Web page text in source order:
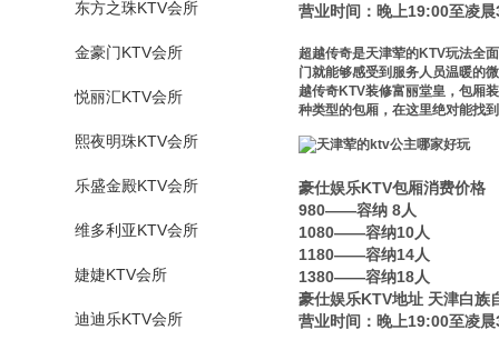
东方之珠KTV会所
金豪门KTV会所
悦丽汇KTV会所
熙夜明珠KTV会所
乐盛金殿KTV会所
维多利亚KTV会所
婕婕KTV会所
迪迪乐KTV会所
营业时间：晚上19:00至凌
超越传奇是天津荤的KTV玩法全
门就能够感受到服务人员温暖的
越传奇KTV装修富丽堂皇，包厢
种类型的包厢，在这里绝对能找
豪仕娱乐KTV包厢消费价格
980——容纳 8人
1080——容纳10人
1180——容纳14人
1380——容纳18人
豪仕娱乐KTV地址 天津白族
营业时间：晚上19:00至凌